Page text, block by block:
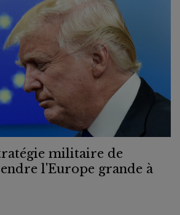
militaire de
l'Europe grande à